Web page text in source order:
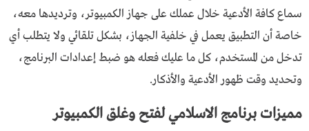
سماع كافة الأدعية خلال عملك على جهاز الكمبيوتر، وترديدها معه،
خاصة أن التطبيق يعمل في خلفية الجهاز، بشكل تلقائي ولا يتطلب أي
تدخل من المستخدم، كل ما عليك فعله هو ضبط إعدادات البرنامج،
وتحديد وقت ظهور الأدعية والأذكار.
مميزات برنامج الاسلامي لفتح وغلق الكمبيوتر